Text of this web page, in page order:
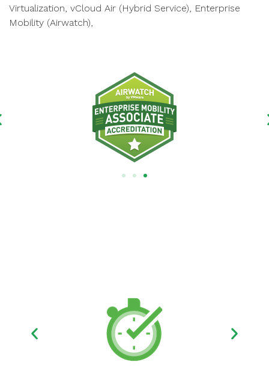
Virtualization, vCloud Air (Hybrid Service), Enterprise
Mobility (Airwatch),